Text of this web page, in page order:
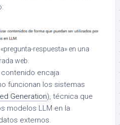
respuesta» en una
web.
encaja
funcionan los sistemas
Generation), técnica que
modelos LLM en la
externos.